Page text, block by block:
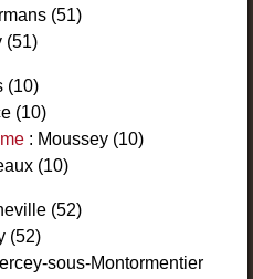
(51)
(51)
(10)
(10)
: Moussey (10)
(10)
(52)
(52)
sous-Montormentier